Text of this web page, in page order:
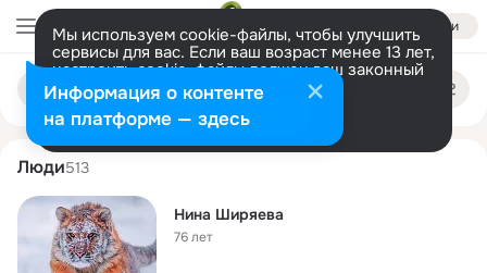
Войти
Мы используем cookie-файлы, чтобы улучшить
сервисы для вас. Если ваш возраст менее 13 лет,
настроить cookie-файлы должен ваш законный
представитель. Больше информации
Разрешить все Настроить
Поиск
людям
nina shiryaeva
Люди513
Нина Ширяева
76 лет
Информация о контенте
на платформе — здесь